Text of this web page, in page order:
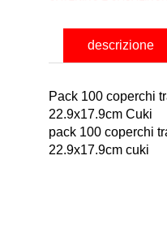
descrizione
Pack 100 coperchi
22.9x17.9cm Cuki
pack 100 coperchi
22.9x17.9cm cuki